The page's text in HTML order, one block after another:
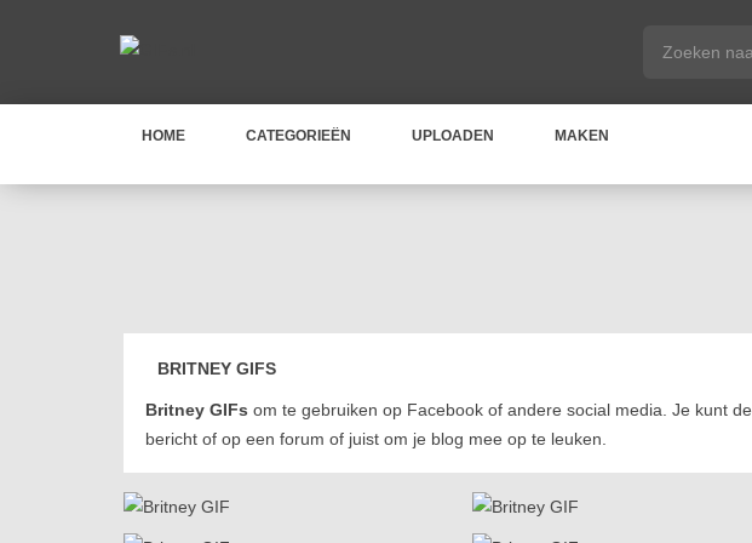
HOME CATEGORIEËN UPLOADEN MAKEN
BRITNEY GIFS
Britney GIFs om te gebruiken op Facebook of andere social media. Je kunt de
bericht of op een forum of juist om je blog mee op te leuken.